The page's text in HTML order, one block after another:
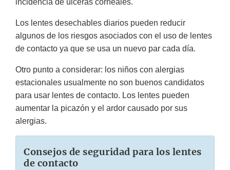
incidencia de úlceras corneales.
Los lentes desechables diarios pueden reducir
algunos de los riesgos asociados con el uso de lentes
de contacto ya que se usa un nuevo par cada día.
Otro punto a considerar: los niños con alergias
estacionales usualmente no son buenos candidatos
para usar lentes de contacto. Los lentes pueden
aumentar la picazón y el ardor causado por sus
alergias.
Consejos de seguridad para los lentes
de contacto